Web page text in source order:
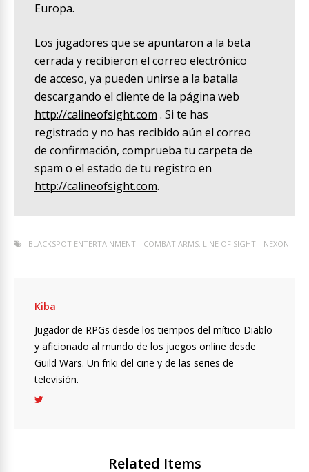
Europa.
Los jugadores que se apuntaron a la beta
cerrada y recibieron el correo electrónico
de acceso, ya pueden unirse a la batalla
descargando el cliente de la página web
http://calineofsight.com . Si te has
registrado y no has recibido aún el correo
de confirmación, comprueba tu carpeta de
spam o el estado de tu registro en
http://calineofsight.com.
BLACKSPOT ENTERTAINMENT COMBAT ARMS: LINE OF SIGHT NEXON
Kiba
Jugador de RPGs desde los tiempos del mítico Diablo
y aficionado al mundo de los juegos online desde
Guild Wars. Un friki del cine y de las series de
televisión.
Related Items